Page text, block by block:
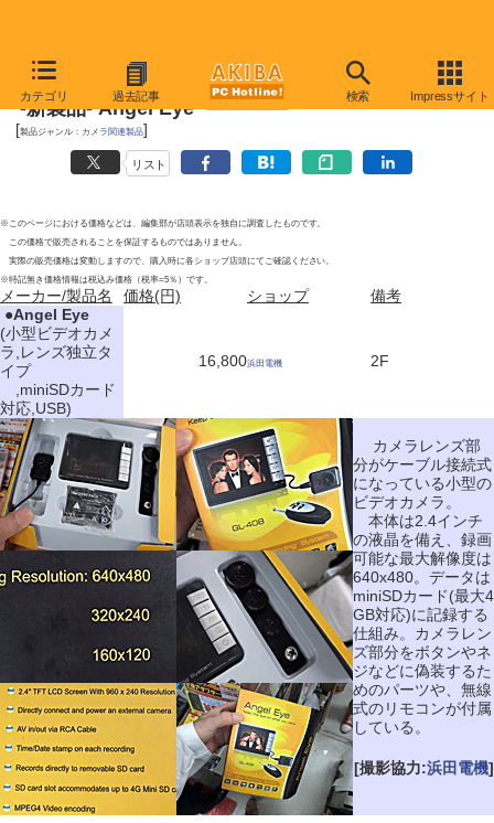
カテゴリ 過去記事 検索 Impressサイト
2010年10月9日号
-新製品- Angel Eye
[製品ジャンル： カメラ関連製品]
リスト
※このページにおける価格などは、編集部が店頭表示を独自に調査したものです。
この価格で販売されることを保証するものではありません。
実際の販売価格は変動しますので、購入時に各ショップ店頭にてご確認ください。
※特記無き価格情報は税込み価格（税率=5％）です。
メーカー/製品名 価格(円) ショップ
備考
●Angel Eye
(小型ビデオカメ
ラ,レンズ独立タ
イプ
,miniSDカード
対応,USB)
16,800浜田電機 2F
カメラレンズ部
分がケーブル接続式
になっている小型の
ビデオカメラ。
本体は2.4インチ
の液晶を備え、録画
可能な最大解像度は
640x480。データは
miniSDカード(最大4
GB対応)に記録する
仕組み。カメラレン
ズ部分をボタンやネ
ジなどに偽装するた
めのパーツや、無線
式のリモコンが付属
している。
[撮影協力:浜田電機]